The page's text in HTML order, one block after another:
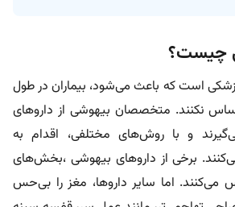
چیست؟
است که باعث می‌شود، بیماران در طول
نکنند. متخصصان بیهوشی از داروهای
و با روش‌های مختلفی، اقدام به
برخی از داروهای بیهوشی ،بخش‌های
اما سایر داروها، مغز را بی‌حس